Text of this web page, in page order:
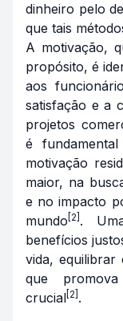
dinheiro pelo
que tais
A motivação,
propósito, é
aos
satisfação e a
projetos
é
motivação
maior, na
e no impacto
mundo [2] .
benefícios
vida, equilibrar
que
crucial [2] .